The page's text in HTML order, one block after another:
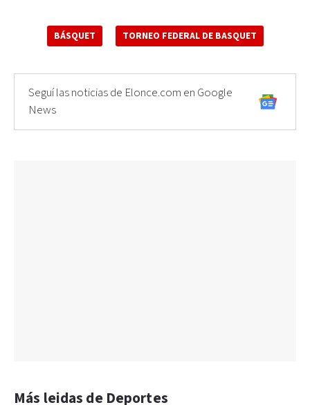
BÁSQUET TORNEO FEDERAL DE BASQUET
Seguí las noticias de Elonce.com en Google
News
Más leidas de Deportes